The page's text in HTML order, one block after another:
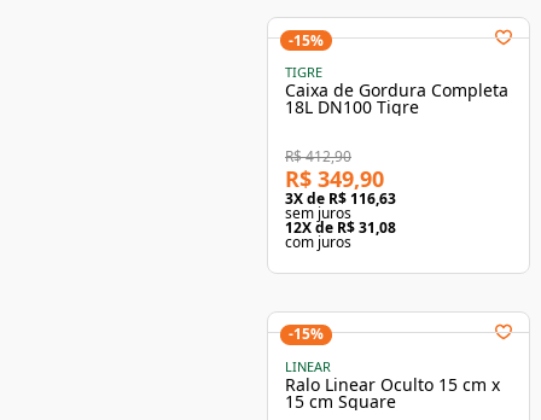
TIGRE
Caixa de Gordura Completa
18L DN100 Tigre
R$ 412,90
R$ 349,90
3X de R$ 116,63
sem juros
12X de R$ 31,08
com juros
-15%
LINEAR
Ralo Linear Oculto 15 cm x
15 cm Square
-15%